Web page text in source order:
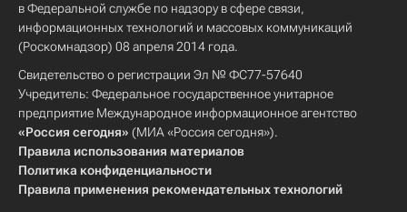
в Федеральной службе по надзору в сфере связи,
информационных технологий и массовых коммуникаций
(Роскомнадзор) 08 апреля 2014 года.
Свидетельство о регистрации Эл № ФС77-57640
Учредитель: Федеральное государственное унитарное
предприятие Международное информационное агентство
«Россия сегодня» (МИА «Россия сегодня»).
Правила использования материалов
Политика конфиденциальности
Правила применения рекомендательных технологий